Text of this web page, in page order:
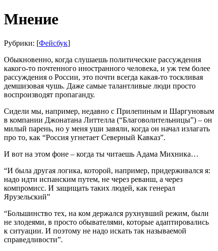
Мнение
Рубрики: [Фейсбук]
Обыкновенно, когда слушаешь политические рассуждения
какого-то почтенного иностранного человека, и уж тем более
рассуждения о России, это почти всегда какая-то тоскливая
демшизовая чушь. Даже самые талантливые люди просто
воспроизводят пропаганду.
Сидели мы, например, недавно с Прилепиным и Шаргуновым
в компании Джонатана Литтелла (“Благоволительницы”) – он
милый парень, но у меня уши завяли, когда он начал излагать
про то, как “Россия угнетает Северный Кавказ”.
И вот на этом фоне – когда ты читаешь Адама Михника…
“И была другая логика, которой, например, придерживался я:
надо идти испанским путем, не через реванш, а через
компромисс. И защищать таких людей, как генерал
Ярузельский”
“Большинство тех, на ком держался рухнувший режим, были
не злодеями, в просто обывателями, которые адаптировались
к ситуации. И поэтому не надо искать так называемой
справедливости”.